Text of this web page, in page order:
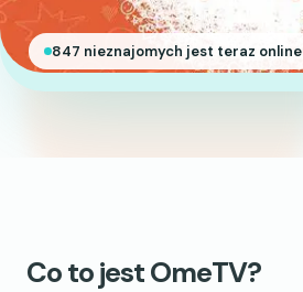
847 nieznajomych jest teraz online
Co to jest OmeTV?